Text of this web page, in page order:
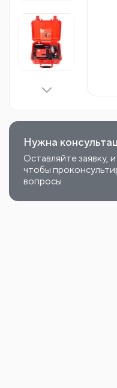
Нужна
Оставляйте заявку,
чтобы
вопросы